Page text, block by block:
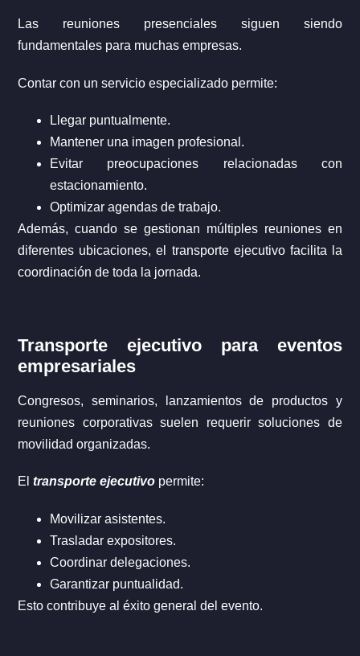
Las reuniones presenciales siguen siendo
fundamentales para muchas empresas.
Contar con un servicio especializado permite:
Llegar puntualmente.
Mantener una imagen profesional.
Evitar preocupaciones relacionadas con
estacionamiento.
Optimizar agendas de trabajo.
Además, cuando se gestionan múltiples reuniones en
diferentes ubicaciones, el transporte ejecutivo facilita la
coordinación de toda la jornada.
Transporte ejecutivo para eventos
empresariales
Congresos, seminarios, lanzamientos de productos y
reuniones corporativas suelen requerir soluciones de
movilidad organizadas.
Eltransporte ejecutivo permite:
Movilizar asistentes.
Trasladar expositores.
Coordinar delegaciones.
Garantizar puntualidad.
Esto contribuye al éxito general del evento.